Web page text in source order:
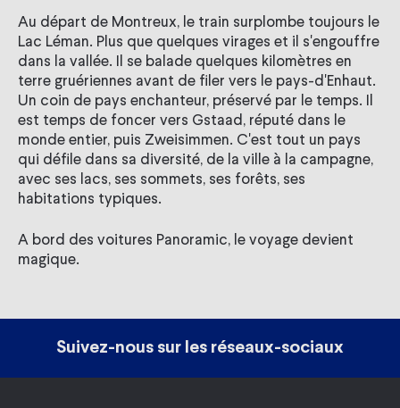
Au départ de Montreux, le train surplombe toujours le
Lac Léman. Plus que quelques virages et il s'engouffre
dans la vallée. Il se balade quelques kilomètres en
terre gruériennes avant de filer vers le pays-d'Enhaut.
Un coin de pays enchanteur, préservé par le temps. Il
est temps de foncer vers Gstaad, réputé dans le
monde entier, puis Zweisimmen. C'est tout un pays
qui défile dans sa diversité, de la ville à la campagne,
avec ses lacs, ses sommets, ses forêts, ses
habitations typiques.
A bord des voitures Panoramic, le voyage devient
magique.
Suivez-nous sur les réseaux-sociaux